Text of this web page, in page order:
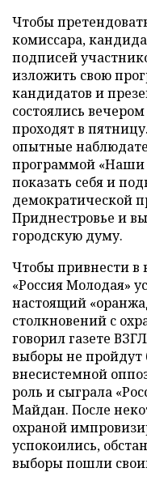
Чтобы
комиссара,
подписей
изложить свою
кандидатов и
состоялись
проходят в
опытные
программой «Наши
показать себя и
демократической
Приднестровье и
городскую думу.
Чтобы привнести в
«Россия Молодая»
настоящий
столкновений с
говорил газете
выборы не пройдут
внесистемной
роль и сыграла
Майдан. После
охраной
успокоились,
выборы пошли